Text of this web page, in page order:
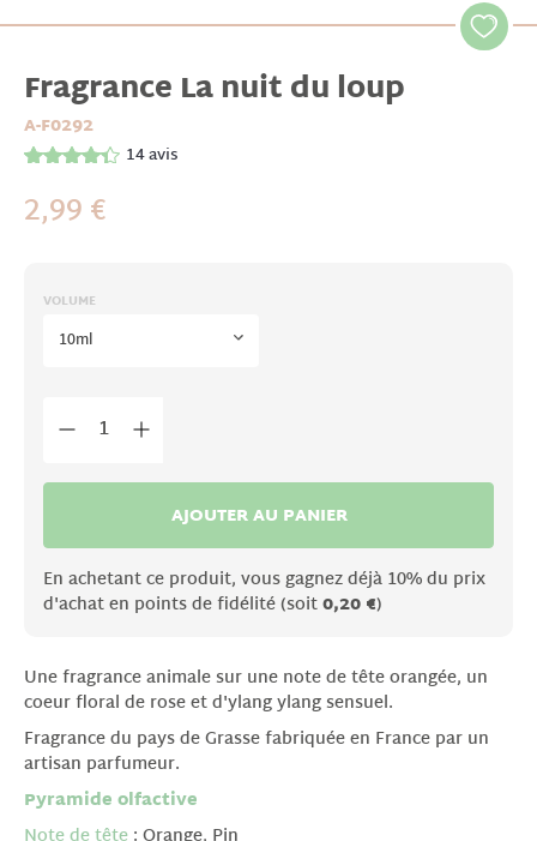
Fragrance La nuit du loup
A-F0292
14avis
2,99 €
VOLUME
10ml
AJOUTER AU PANIER
En achetant ce produit, vous gagnez déjà 10% du prix
d'achat en points de fidélité (soit0,20 €)
Une fragrance animale sur une note de tête orangée, un
coeur floral de rose et d'ylang ylang sensuel.
Fragrance du pays de Grasse fabriquée en France par un
artisan parfumeur.
Pyramide olfactive